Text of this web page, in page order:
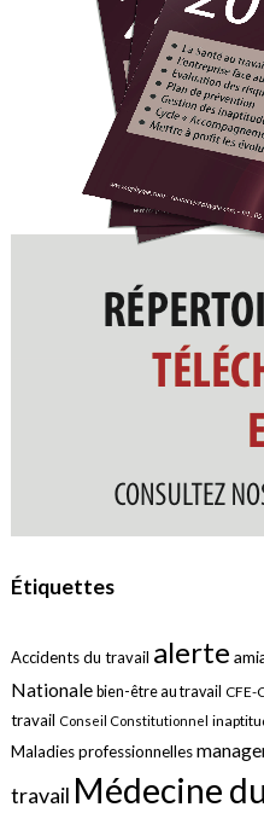
Étiquettes
Accidents du travail alerte
Nationale bien-être au travail CFE-
travail Conseil Constitutionnel
Maladies professionnelles
travail Médecine